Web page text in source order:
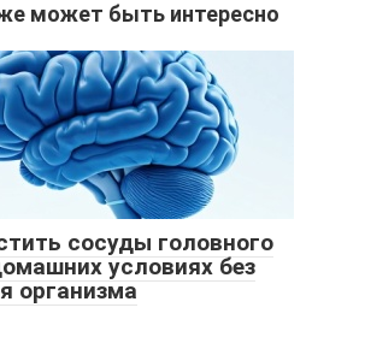
может быть интересно
сосуды головного
условиях без
организма